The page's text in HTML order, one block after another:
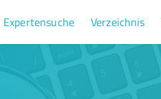
Expertensuche Verzeichnis